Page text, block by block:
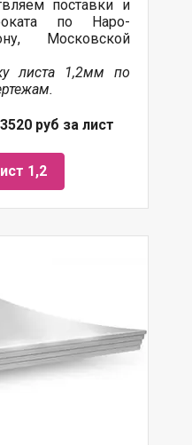
поставки и
по Наро-
Московской
листа 1,2мм по
руб за лист
1,2